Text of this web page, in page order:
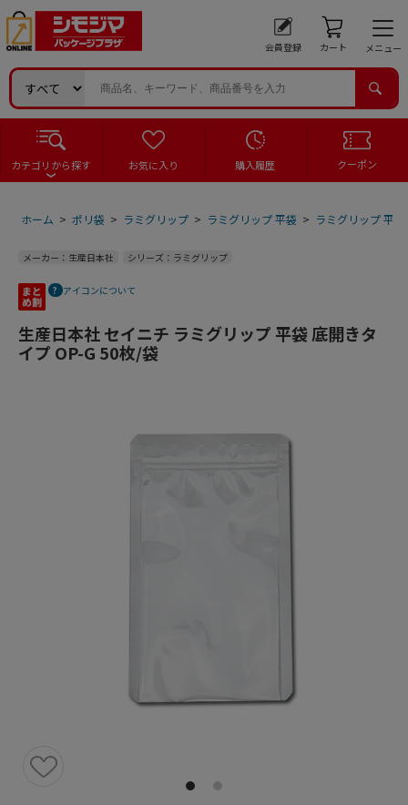
会員登録 カート メニュー
カテゴリから探す お気に入り 購入履歴 クーポン
ホーム > ポリ袋 > ラミグリップ > ラミグリップ 平袋 > ラミグリップ 平
メーカー：生産日本社 シリーズ：ラミグリップ
アイコンについて
生産日本社 セイニチ ラミグリップ 平袋 底開きタ
イプ OP-G 50枚/袋